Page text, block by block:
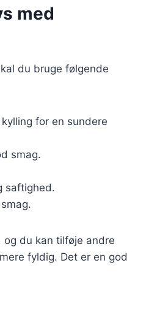
med
du bruge følgende
for en sundere
smag.
saftighed.
og du kan tilføje andre
fyldig. Det er en god